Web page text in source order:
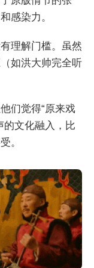
感染力。
理解门槛。虽然
如洪大帅完全听
们觉得“原来戏
的文化融入，比
。